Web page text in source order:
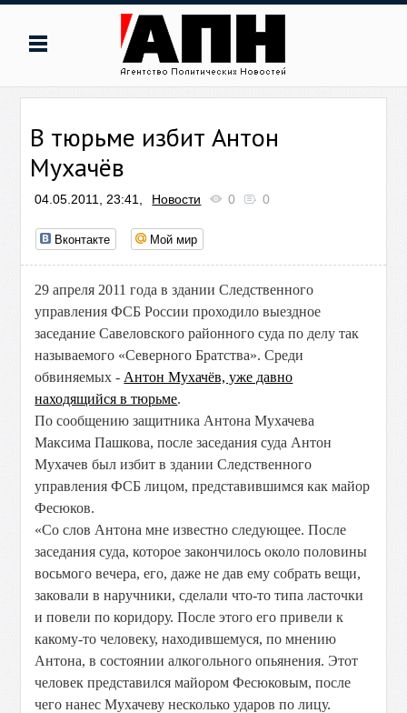
В тюрьме избит Антон
Мухачёв
04.05.2011, 23:41, Новости 0 0
Вконтакте Мой мир
29 апреля 2011 года в здании Следственного
управления ФСБ России проходило выездное
заседание Савеловского районного суда по делу так
называемого «Северного Братства». Среди
обвиняемых - Антон Мухачёв, уже давно
находящийся в тюрьме.
По сообщению защитника Антона Мухачева
Максима Пашкова, после заседания суда Антон
Мухачев был избит в здании Следственного
управления ФСБ лицом, представившимся как майор
Фесюков.
«Со слов Антона мне известно следующее. После
заседания суда, которое закончилось около половины
восьмого вечера, его, даже не дав ему собрать вещи,
заковали в наручники, сделали что-то типа ласточки
и повели по коридору. После этого его привели к
какому-то человеку, находившемуся, по мнению
Антона, в состоянии алкогольного опьянения. Этот
человек представился майором Фесюковым, после
чего нанес Мухачеву несколько ударов по лицу.